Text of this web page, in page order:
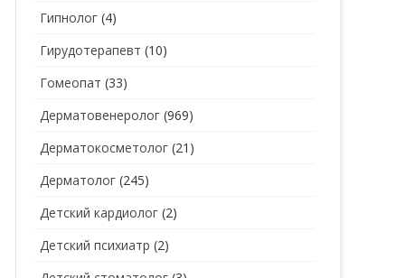
Гипнолог (4)
Гирудотерапевт (10)
Гомеопат (33)
Дерматовенеролог (969)
Дерматокосметолог (21)
Дерматолог (245)
Детский кардиолог (2)
Детский психиатр (2)